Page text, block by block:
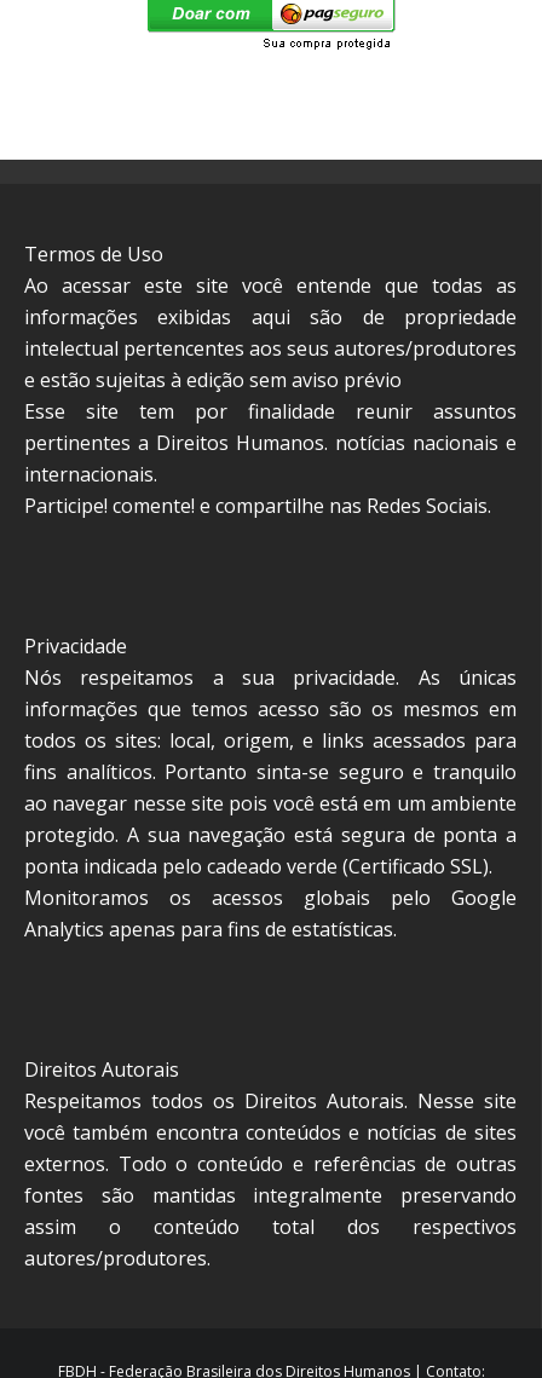
Termos de Uso
Ao acessar este site você entende que todas as
informações exibidas aqui são de propriedade
intelectual pertencentes aos seus autores/produtores
e estão sujeitas à edição sem aviso prévio
Esse site tem por finalidade reunir assuntos
pertinentes a Direitos Humanos. notícias nacionais e
internacionais.
Participe! comente! e compartilhe nas Redes Sociais.
Privacidade
Nós respeitamos a sua privacidade. As únicas
informações que temos acesso são os mesmos em
todos os sites: local, origem, e links acessados para
fins analíticos. Portanto sinta-se seguro e tranquilo
ao navegar nesse site pois você está em um ambiente
protegido. A sua navegação está segura de ponta a
ponta indicada pelo cadeado verde (Certificado SSL).
Monitoramos os acessos globais pelo Google
Analytics apenas para fins de estatísticas.
Direitos Autorais
Respeitamos todos os Direitos Autorais. Nesse site
você também encontra conteúdos e notícias de sites
externos. Todo o conteúdo e referências de outras
fontes são mantidas integralmente preservando
assim o conteúdo total dos respectivos
autores/produtores.
FBDH - Federação Brasileira dos Direitos Humanos | Contato: